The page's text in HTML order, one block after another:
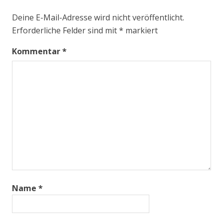
Deine E-Mail-Adresse wird nicht veröffentlicht.
Erforderliche Felder sind mit* markiert
Kommentar*
Name *